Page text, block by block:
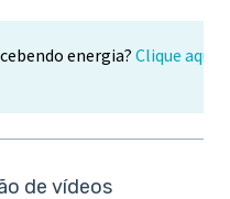
energia? Clique aqui
de vídeos